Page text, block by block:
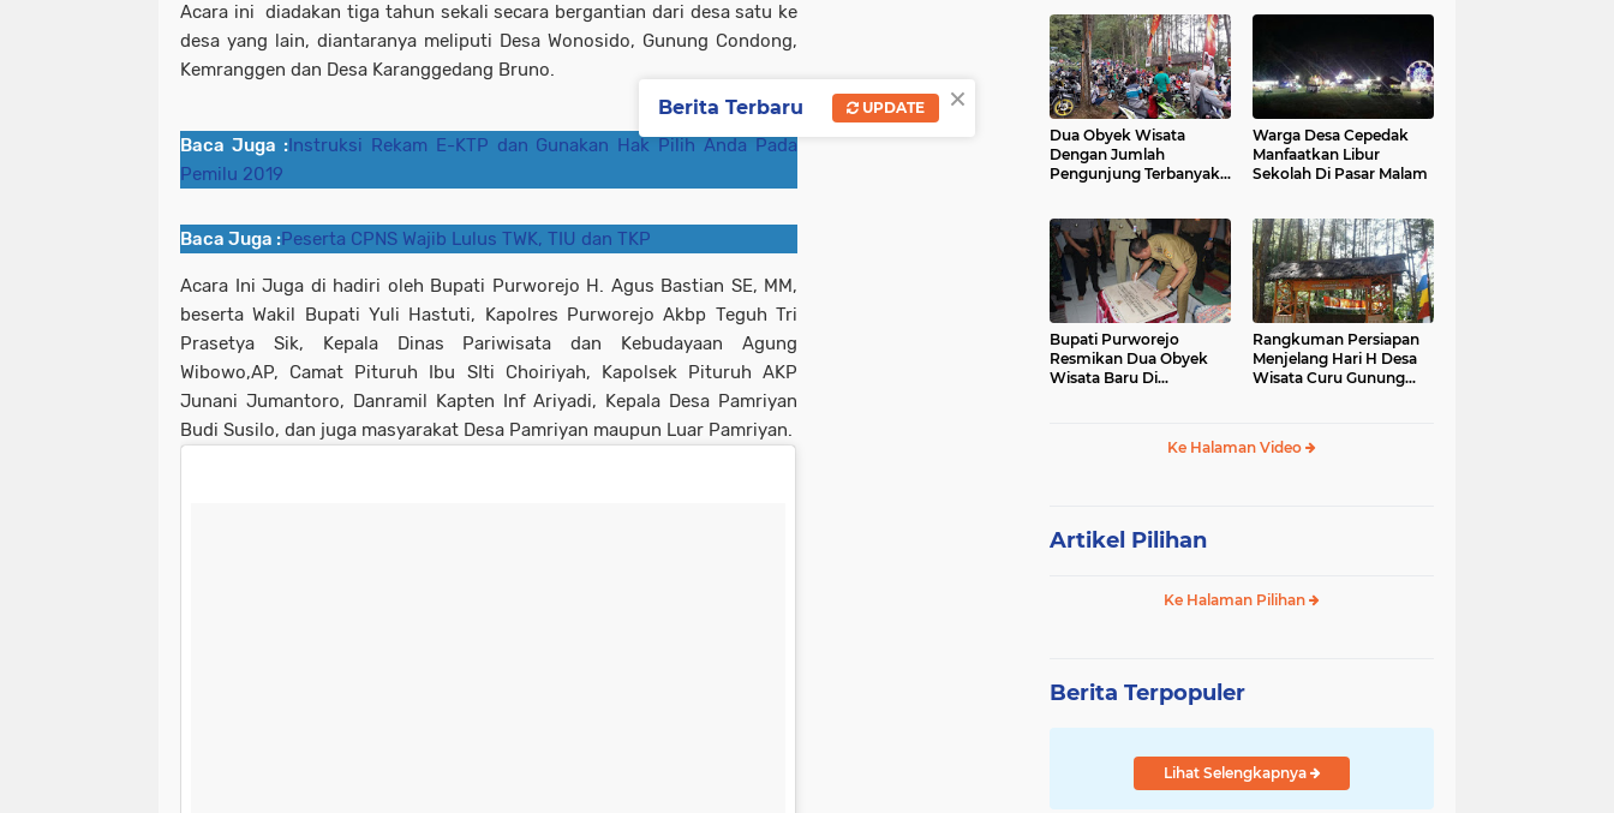
Acara ini diadakan tiga tahun sekali secara bergantian dari desa satu ke
desa yang lain, diantaranya meliputi Desa Wonosido, Gunung Condong,
Kemranggen dan Desa Karanggedang Bruno.
Baca Juga :Instruksi Rekam E-KTP dan Gunakan Hak Pilih Anda Pada
Pemilu 2019
Baca Juga :Peserta CPNS Wajib Lulus TWK, TIU dan TKP
Acara Ini Juga di hadiri oleh Bupati Purworejo H. Agus Bastian SE, MM,
beserta Wakil Bupati Yuli Hastuti, Kapolres Purworejo Akbp Teguh Tri
Prasetya Sik, Kepala Dinas Pariwisata dan Kebudayaan Agung
Wibowo,AP, Camat Pituruh Ibu SIti Choiriyah, Kapolsek Pituruh AKP
Junani Jumantoro, Danramil Kapten Inf Ariyadi, Kepala Desa Pamriyan
Budi Susilo, dan juga masyarakat Desa Pamriyan maupun Luar Pamriyan.
Dua Obyek Wisata
Dengan Jumlah
Pengunjung Terbanyak
Warga Desa Cepedak
Manfaatkan Libur
Sekolah Di Pasar Malam
Bupati Purworejo
Resmikan Dua Obyek
Wisata Baru Di
Rangkuman Persiapan
Menjelang Hari H Desa
Wisata Curu Gunung
Ke Halaman Video
Artikel Pilihan
Ke Halaman Pilihan
Berita Terpopuler
Lihat Selengkapnya
×
Berita Terbaru UPDATE